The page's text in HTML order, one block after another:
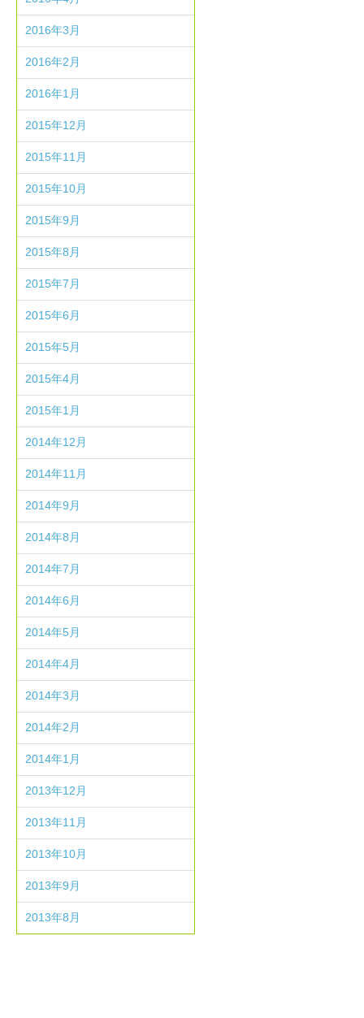
2016年3月
2016年2月
2016年1月
2015年12月
2015年11月
2015年10月
2015年9月
2015年8月
2015年7月
2015年6月
2015年5月
2015年4月
2015年1月
2014年12月
2014年11月
2014年9月
2014年8月
2014年7月
2014年6月
2014年5月
2014年4月
2014年3月
2014年2月
2014年1月
2013年12月
2013年11月
2013年10月
2013年9月
2013年8月